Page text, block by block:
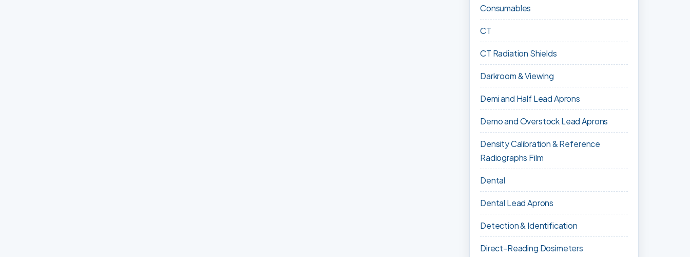
Consumables
CT
CT Radiation Shields
Darkroom & Viewing
Demi and Half Lead Aprons
Demo and Overstock Lead Aprons
Density Calibration & Reference
Radiographs Film
Dental
Dental Lead Aprons
Detection & Identification
Direct-Reading Dosimeters